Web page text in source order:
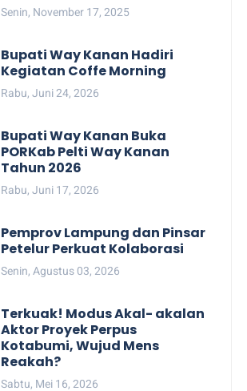
Senin, November 17, 2025
Bupati Way Kanan Hadiri
Kegiatan Coffe Morning
Rabu, Juni 24, 2026
Bupati Way Kanan Buka
PORKab Pelti Way Kanan
Tahun 2026
Rabu, Juni 17, 2026
Pemprov Lampung dan Pinsar
Petelur Perkuat Kolaborasi
Senin, Agustus 03, 2026
Terkuak! Modus Akal- akalan
Aktor Proyek Perpus
Kotabumi, Wujud Mens
Reakah?
Sabtu, Mei 16, 2026